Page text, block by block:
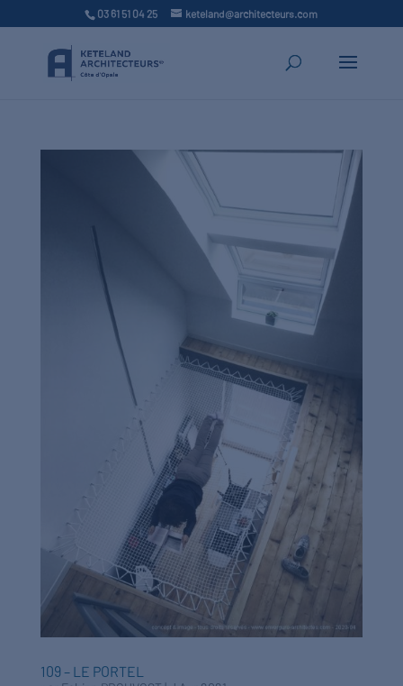
03 61 51 04 25 keteland@architecteurs.com
109 – LE PORTEL